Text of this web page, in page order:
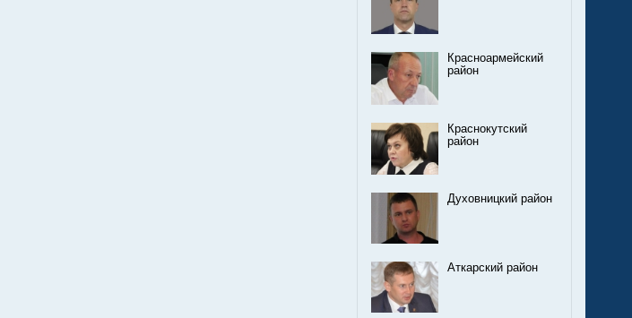
Красноармейский
район
Краснокутский
район
Духовницкий район
Аткарский район